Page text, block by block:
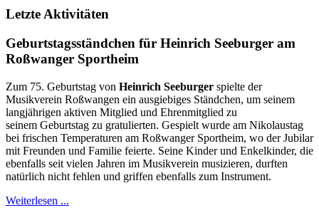
Letzte Aktivitäten
Geburtstagsständchen für Heinrich Seeburger am
Roßwanger Sportheim
Zum 75. Geburtstag von Heinrich Seeburger spielte der
Musikverein Roßwangen ein ausgiebiges Ständchen, um seinem
langjährigen aktiven Mitglied und Ehrenmitglied zu
seinem Geburtstag zu gratulierten. Gespielt wurde am Nikolaustag
bei frischen Temperaturen am Roßwanger Sportheim, wo der Jubilar
mit Freunden und Familie feierte. Seine Kinder und Enkelkinder, die
ebenfalls seit vielen Jahren im Musikverein musizieren, durften
natürlich nicht fehlen und griffen ebenfalls zum Instrument.
Weiterlesen ...